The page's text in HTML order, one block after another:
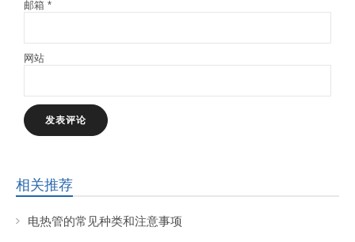
邮箱 *
网站
相关推荐
电热管的常见种类和注意事项